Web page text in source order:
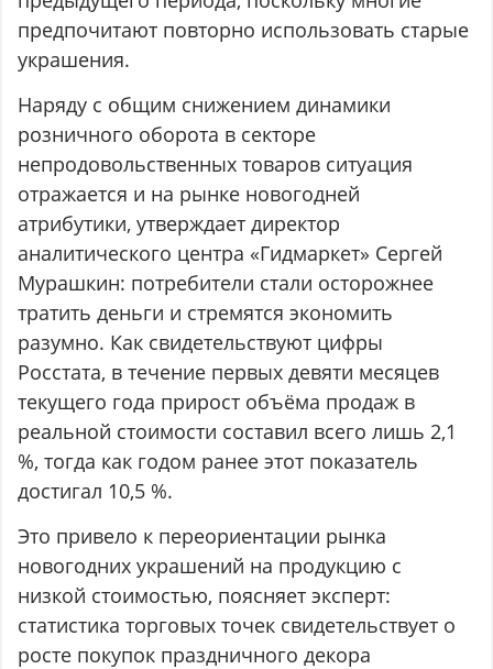
предпочитают повторно использовать старые
украшения.
Наряду с общим снижением динамики
розничного оборота в секторе
непродовольственных товаров ситуация
отражается и на рынке новогодней
атрибутики, утверждает директор
аналитического центра «Гидмаркет» Сергей
Мурашкин: потребители стали осторожнее
тратить деньги и стремятся экономить
разумно. Как свидетельствуют цифры
Росстата, в течение первых девяти месяцев
текущего года прирост объёма продаж в
реальной стоимости составил всего лишь 2,1
%, тогда как годом ранее этот показатель
достигал 10,5 %.
Это привело к переориентации рынка
новогодних украшений на продукцию с
низкой стоимостью, поясняет эксперт:
статистика торговых точек свидетельствует о
росте покупок праздничного декора